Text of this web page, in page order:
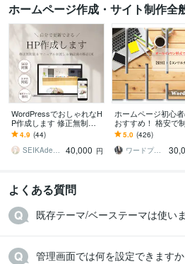
ホームページ作成・サイト制作全
WordPressでおしゃれなH
P作成します 修正無制限
で納得のいくデザインに
仕上げます。
4.9 (44)
SEIKAdesign
40,000 円
ホームページ初心
おすすめ！ 格安で
ます 追加料なし | ス
対応、問い合わせ、
グ設置、SEO込
5.0 (426)
ワードプレスPro
よくある質問
既存テーマ/ベーステーマは使い
管理画面では何を設定できますか